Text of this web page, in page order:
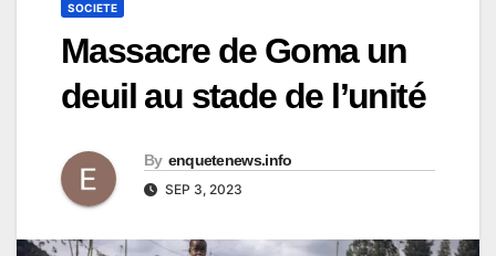
SOCIETE
Massacre de Goma un
deuil au stade de l’unité
By enquetenews.info
SEP 3, 2023